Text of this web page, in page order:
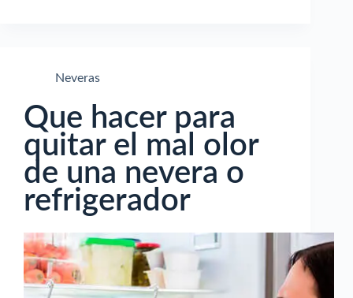
Neveras
Que hacer para
quitar el mal olor
de una nevera o
refrigerador